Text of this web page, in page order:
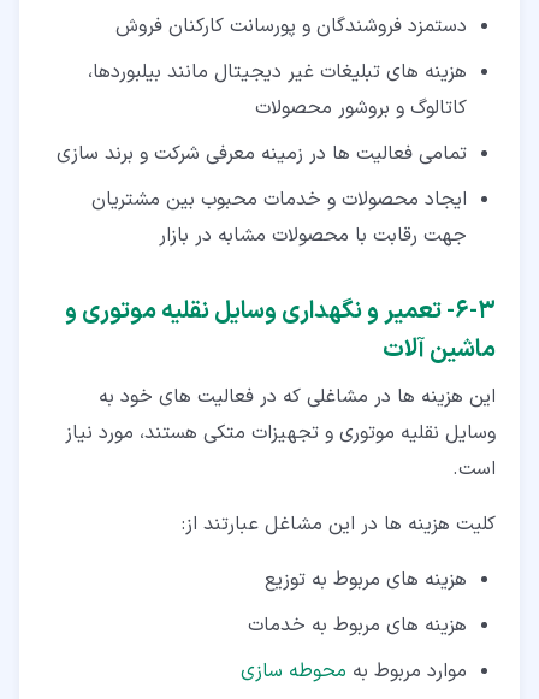
دستمزد فروشندگان و پورسانت کارکنان فروش
هزینه های تبلیغات غیر دیجیتال مانند بیلبوردها،
کاتالوگ و بروشور محصولات
تمامی فعالیت ها در زمینه معرفی شرکت و برند سازی
ایجاد محصولات و خدمات محبوب بین مشتریان
جهت رقابت با محصولات مشابه در بازار
۳‏-‏۶‏- تعمیر و نگهداری وسایل نقلیه موتوری و
ماشین آلات
این هزینه ها در مشاغلی که در فعالیت های خود به
وسایل نقلیه موتوری و تجهیزات متکی هستند، مورد نیاز
است.
کلیت هزینه ها در این مشاغل عبارتند از:
هزینه های مربوط به توزیع
هزینه های مربوط به خدمات
موارد مربوط به محوطه سازی